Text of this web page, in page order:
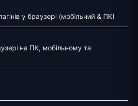
у браузері (мобільний & ПК)
на ПК, мобільному та